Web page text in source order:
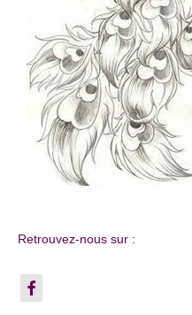
Retrouvez-nous sur :